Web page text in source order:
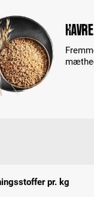
Havre
pr. kg